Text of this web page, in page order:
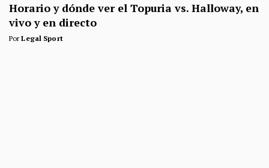
Horario y dónde ver el Topuria vs. Halloway, en
vivo y en directo
PorLegal Sport